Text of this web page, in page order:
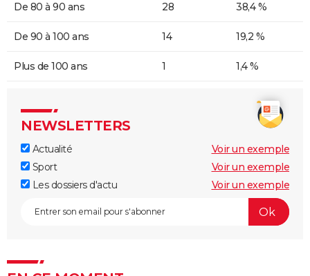
De 80 à 90 ans 28 38,4 %
De 90 à 100 ans 14 19,2 %
Plus de 100 ans 1 1,4 %
NEWSLETTERS
Actualité
Voir un exemple
Sport
Voir un exemple
Les dossiers d'actu
Voir un exemple